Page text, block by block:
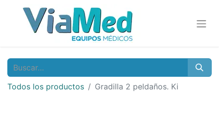
Todos los productos Gradilla 2 peldaños. Ki